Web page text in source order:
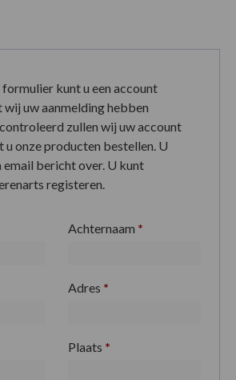
kunt u een account
wij uw aanmelding hebben
zullen wij uw account
u onze producten bestellen. U
bericht over. U kunt
registeren.
Achternaam *
Adres *
Plaats *